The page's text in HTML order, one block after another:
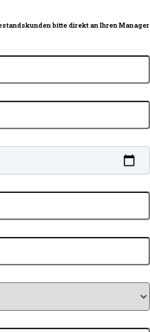
bitte direkt an Ihren Manager